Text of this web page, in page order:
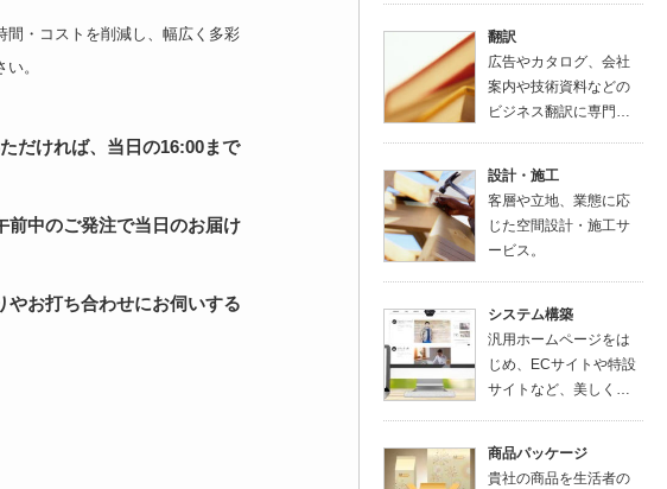
・コストを削減し、幅広く多彩
。
だければ、当日の16:00まで
前中のご発注で当日のお届け
やお打ち合わせにお伺いする
翻訳
広告やカタログ、会社
案内や技術資料などの
ビジネス翻訳に専門…
設計・施工
客層や立地、業態に応
じた空間設計・施工サ
ービス。
システム構築
汎用ホームページをは
じめ、ECサイトや特設
サイトなど、美しく…
商品パッケージ
貴社の商品を生活者の